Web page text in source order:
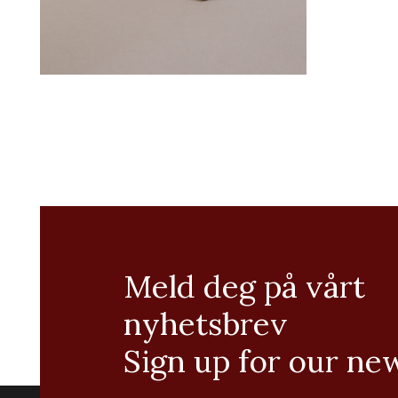
Meld deg på vårt
nyhetsbrev
Sign up for our